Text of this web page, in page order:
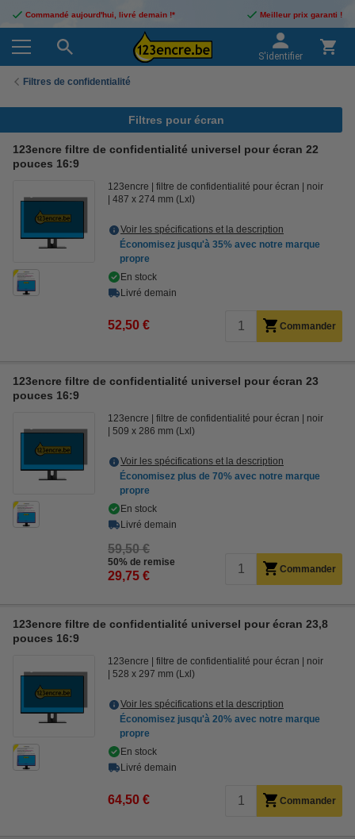
Commandé aujourd'hui, livré demain !* Meilleur prix garanti !
S'identifier
Filtres de confidentialité
Filtres pour écran
123encre filtre de confidentialité universel pour écran 22
pouces 16:9
123encre filtre de confidentialité pour écran
noir
487 x 274 mm (Lxl)
Voir les spécifications et la description
Économisez jusqu'à 35% avec notre marque
propre
En stock
Livré demain
52,50 € Commander
123encre filtre de confidentialité universel pour écran 23
pouces 16:9
123encre filtre de confidentialité pour écran
noir
509 x 286 mm (Lxl)
Voir les spécifications et la description
Économisez plus de 70% avec notre marque
propre
En stock
Livré demain
59,50 €
50% de remise
29,75 € Commander
123encre filtre de confidentialité universel pour écran 23,8
pouces 16:9
123encre filtre de confidentialité pour écran
noir
528 x 297 mm (Lxl)
Voir les spécifications et la description
Économisez jusqu'à 20% avec notre marque
propre
En stock
Livré demain
64,50 € Commander